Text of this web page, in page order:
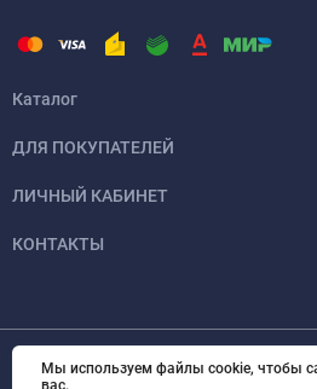
Каталог
ДЛЯ ПОКУПАТЕЛЕЙ
ЛИЧНЫЙ КАБИНЕТ
КОНТАКТЫ
© 2026 InSale. Все
Мы используем файлы cookie, чтобы
вас.